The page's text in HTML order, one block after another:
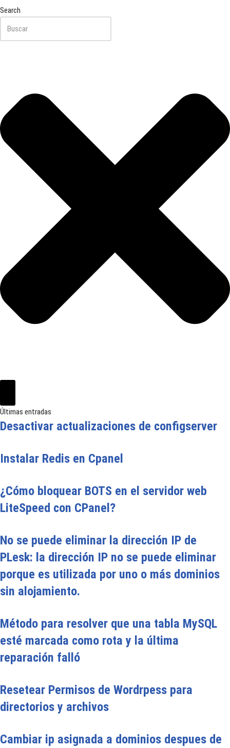
Search
Últimas entradas
Desactivar actualizaciones de configserver
Instalar Redis en Cpanel
¿Cómo bloquear BOTS en el servidor web
LiteSpeed con CPanel?
No se puede eliminar la dirección IP de
PLesk: la dirección IP no se puede eliminar
porque es utilizada por uno o más dominios
sin alojamiento.
Método para resolver que una tabla MySQL
esté marcada como rota y la última
reparación falló
Resetear Permisos de Wordrpess para
directorios y archivos
Cambiar ip asignada a dominios despues de